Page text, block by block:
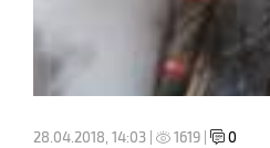
28.04.2018, 14:03 | 1619 | 0